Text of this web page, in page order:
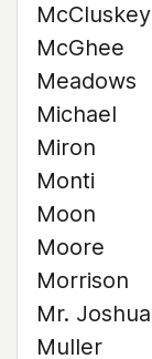
McCluskey
McGhee
Meadows
Michael
Miron
Monti
Moon
Moore
Morrison
Mr. Joshua
Muller